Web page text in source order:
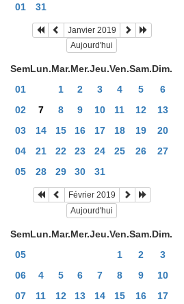
01
31
Janvier 2019
Aujourd'hui
SemLun.Mar.Mer.Jeu.Ven.Sam.Dim.
01
1 2 3 4 5
6
02
7 8 9 10 11 12
13
03
14 15 16 17 18 19
20
04
21 22 23 24 25 26
27
05
28 29 30 31
Février 2019
Aujourd'hui
SemLun.Mar.Mer.Jeu.Ven.Sam.Dim.
05
1 2
3
06
4 5 6 7 8 9
10
07
11 12 13 14 15 16
17